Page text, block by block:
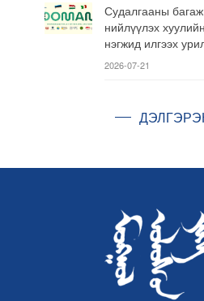
Судалгааны
нийлүүлэх
нэгжид илгээх
2026-07-21